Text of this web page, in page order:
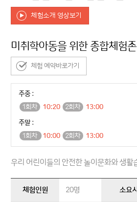
체험소개 영상보기
미취학아동을 위한 종합체험존
체험 예약바로가기
주중 :
1회차
10:20 2회차
13:00
주말 :
1회차
10:00 2회차 13:00
우리 어린이들의 안전한 놀이문화와 생활
체험인원 20명 소요